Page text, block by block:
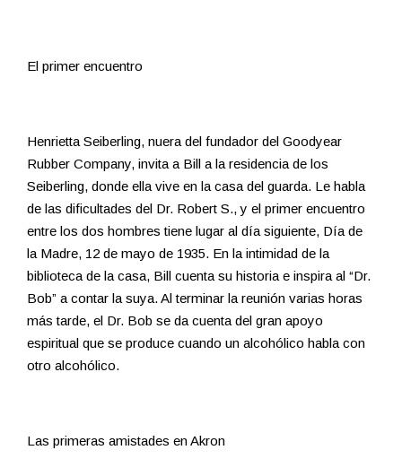
El primer encuentro
Henrietta Seiberling, nuera del fundador del Goodyear
Rubber Company, invita a Bill a la residencia de los
Seiberling, donde ella vive en la casa del guarda. Le habla
de las dificultades del Dr. Robert S., y el primer encuentro
entre los dos hombres tiene lugar al día siguiente, Día de
la Madre, 12 de mayo de 1935. En la intimidad de la
biblioteca de la casa, Bill cuenta su historia e inspira al “Dr.
Bob” a contar la suya. Al terminar la reunión varias horas
más tarde, el Dr. Bob se da cuenta del gran apoyo
espiritual que se produce cuando un alcohólico habla con
otro alcohólico.
Las primeras amistades en Akron